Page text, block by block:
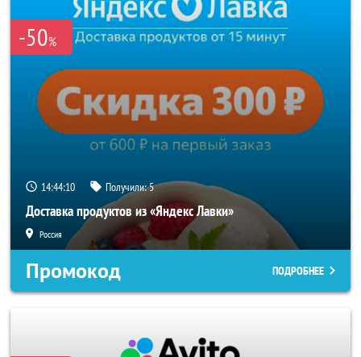
-50%
14:44:08 Получили:5
Доставка продуктов из «Яндекс Лавки»
Россия
Промокод ПОДРОБНЕЕ